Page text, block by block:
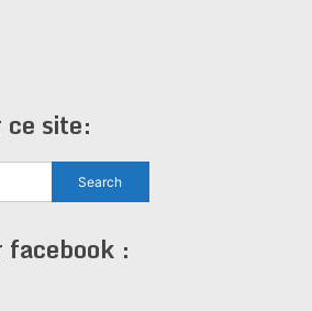
site:
facebook :